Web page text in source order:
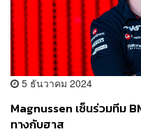
5 ธันวาคม 2024
Magnussen เซ็นร่วมทีม
ทางกับฮาส